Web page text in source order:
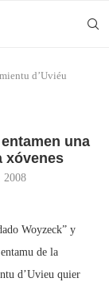
d’Uviéu
una
xóvenes
2008
Woyzeck” y
de la
d’Uvieu quier